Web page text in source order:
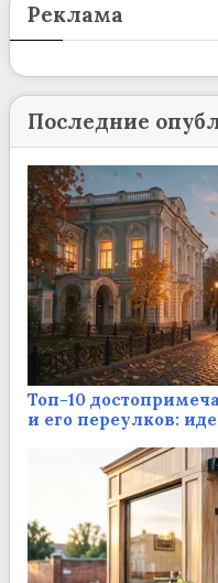
Реклама
Последние
Топ-10
и его переулков: